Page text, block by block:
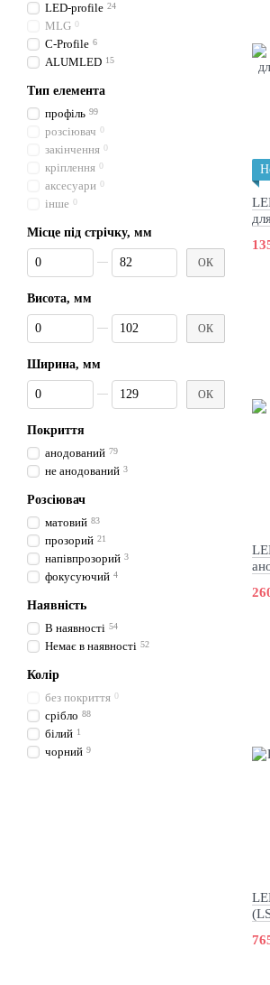
LED-profile 24
MLG 0
C-Profile 6
ALUMLED 15
Тип елемента
профіль 99
розсіювач 0
закінчення 0
кріплення 0
аксесуари 0
інше 0
Місце під стрічку, мм
Від Місце під стрічку, мм
До Місце під стрічку, мм
ОК
Висота, мм
Від Висота, мм
До Висота, мм
ОК
Ширина, мм
Від Ширина, мм
До Ширина, мм
ОК
Покриття
анодований 79
не анодований 3
Розсіювач
матовий 83
прозорий 21
напівпрозорий 3
фокусуючий 4
Наявність
В наявності 54
Немає в наявності 52
Колір
без покриття 0
срібло 88
білий 1
чорний 9